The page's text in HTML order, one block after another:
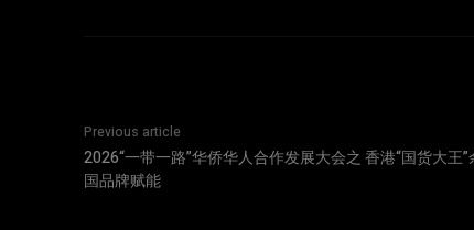
Previous article
2026“一带一路”华侨华人合作发展大会之 香港“国货大
国品牌赋能